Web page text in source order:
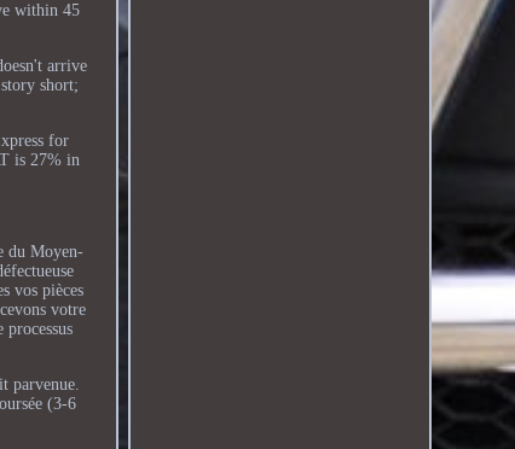
within 45
arrive
short;
for
is 27% in
du Moyen-
vos pièces
votre
parvenue.
(3-6